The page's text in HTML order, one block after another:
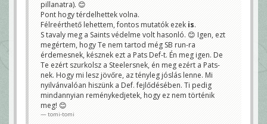
pillanatra). 😊
Pont hogy térdelhettek volna.
Félreérthető lehettem, fontos mutatók ezek is.
S tavaly meg a Saints védelme volt hasonló. 😊 Igen, ezt
megértem, hogy Te nem tartod még SB run-ra
érdemesnek, késznek ezt a Pats Def-t. Én meg igen. De
Te ezért szurkolsz a Steelersnek, én meg ezért a Pats-
nek. Hogy mi lesz jövőre, az tényleg jóslás lenne. Mi
nyilvánvalóan hiszünk a Def. fejlődésében. Ti pedig
mindannyian reménykedjetek, hogy ez nem történik
meg! 😊
tomi-tomi